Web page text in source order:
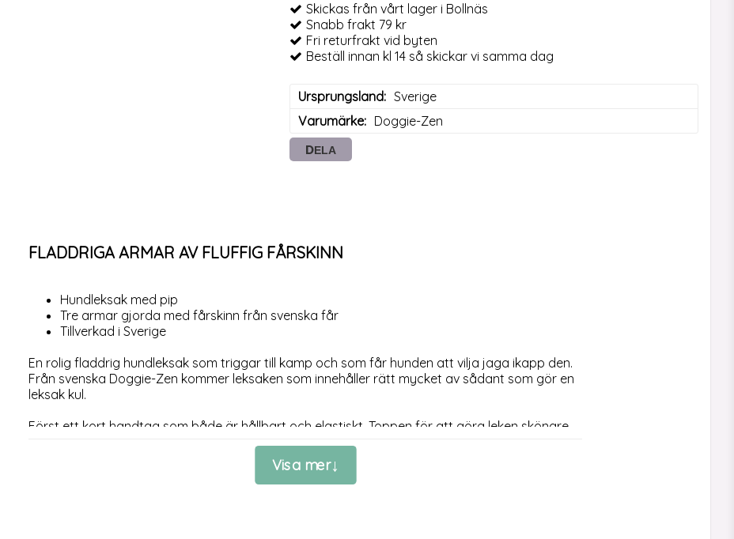
Skickas från vårt lager i Bollnäs
Snabb frakt 79 kr
Fri returfrakt vid byten
Beställ innan kl 14 så skickar vi samma dag
Ursprungsland
Sverige
Varumärke
Doggie-Zen
DELA
FLADDRIGA ARMAR AV FLUFFIG FÅRSKINN
Hundleksak med pip
Tre armar gjorda med fårskinn från svenska får
Tillverkad i Sverige
En rolig fladdrig hundleksak som triggar till kamp och som får hunden att vilja jaga ikapp den.
Från svenska Doggie-Zen kommer leksaken som innehåller rätt mycket av sådant som gör en
leksak kul.
Först ett kort handtag som både är hållbart och elastiskt. Toppen för att göra leken skönare
finns en tålig pipslang med rejält pipljud. Längst ner hänger de tre armarna med fårskinn, som
gissningsvis är anledningen till varför hundleksaken kallas för bläckfiskkampis.
Visa mer